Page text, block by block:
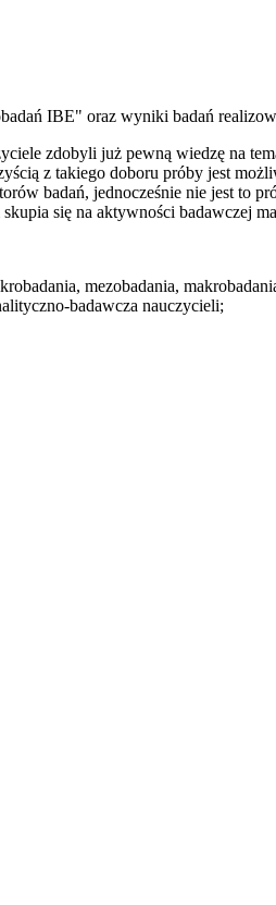
IBE" oraz wyniki badań
zdobyli już pewną wiedzę na
z takiego doboru próby jest
badań, jednocześnie nie jest to
się na aktywności badawczej
mezobadania,
badawcza nauczycieli;